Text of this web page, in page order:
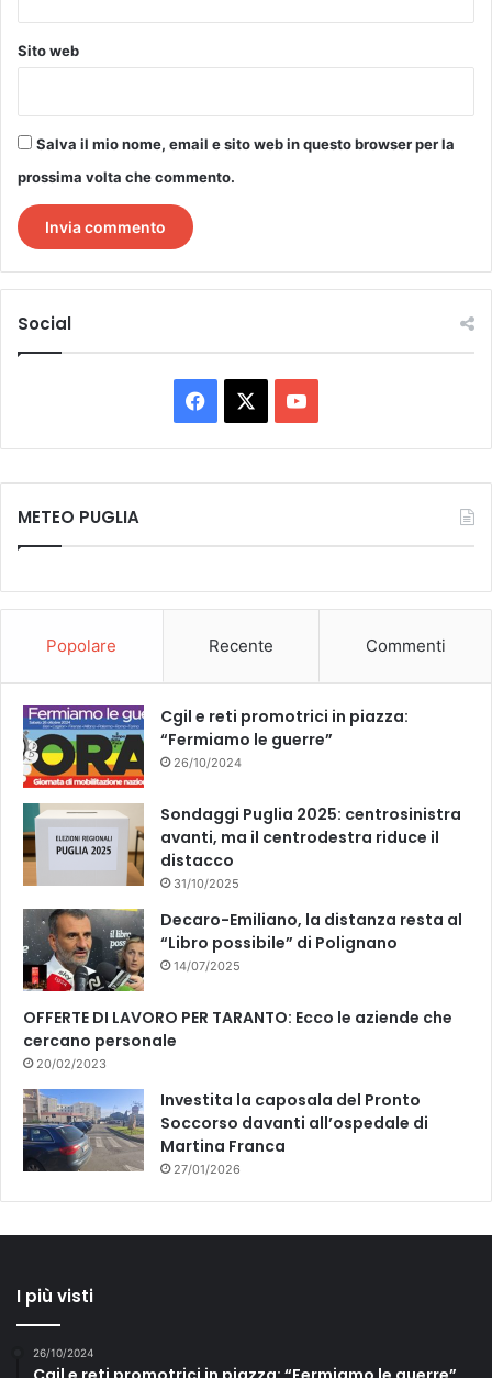
Sito web
Salva il mio nome, email e sito web in questo browser per la
prossima volta che commento.
Social
Facebook You
Tube
METEO PUGLIA
Popolare Recente Commenti
Cgil e reti promotrici in piazza:
“Fermiamo le guerre”
26/10/2024
Sondaggi Puglia 2025: centrosinistra
avanti, ma il centrodestra riduce il
distacco
31/10/2025
Decaro-Emiliano, la distanza resta al
“Libro possibile” di Polignano
14/07/2025
OFFERTE DI LAVORO PER TARANTO: Ecco le aziende che
cercano personale
20/02/2023
Investita la caposala del Pronto
Soccorso davanti all’ospedale di
Martina Franca
27/01/2026
I più visti
26/10/2024